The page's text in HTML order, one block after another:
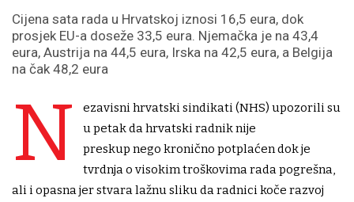
Cijena sata rada u Hrvatskoj iznosi 16,5 eura, dok
prosjek EU-a doseže 33,5 eura. Njemačka je na 43,4
eura, Austrija na 44,5 eura, Irska na 42,5 eura, a Belgija
na čak 48,2 eura
N
ezavisni hrvatski sindikati (NHS) upozorili su
u petak da hrvatski radnik nije
preskup nego kronično potplaćen dok je
tvrdnja o visokim troškovima rada pogrešna,
ali i opasna jer stvara lažnu sliku da radnici koče razvoj